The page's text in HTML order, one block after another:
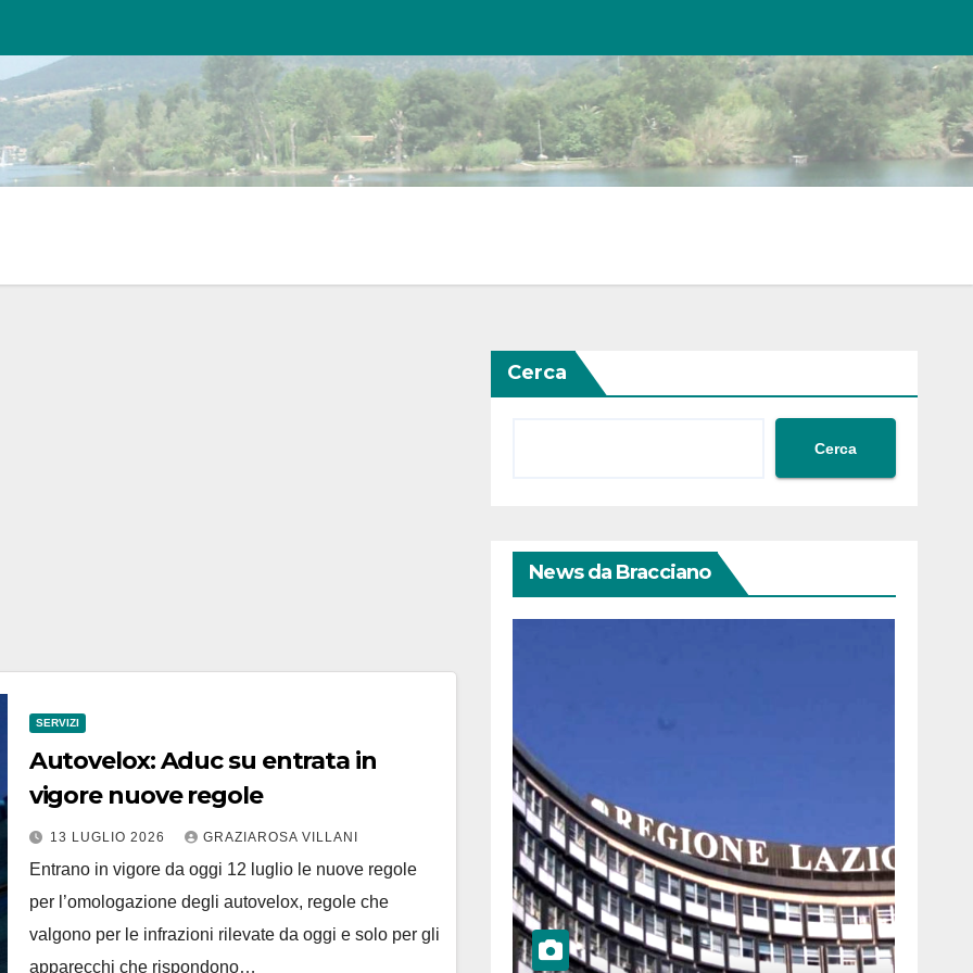
SERVIZI
Autovelox: Aduc su entrata in
vigore nuove regole
13 LUGLIO 2026 GRAZIAROSA VILLANI
Entrano in vigore da oggi 12 luglio le nuove regole
per l’omologazione degli autovelox, regole che
valgono per le infrazioni rilevate da oggi e solo per gli
apparecchi che rispondono…
Cerca
Cerca
News da Bracciano